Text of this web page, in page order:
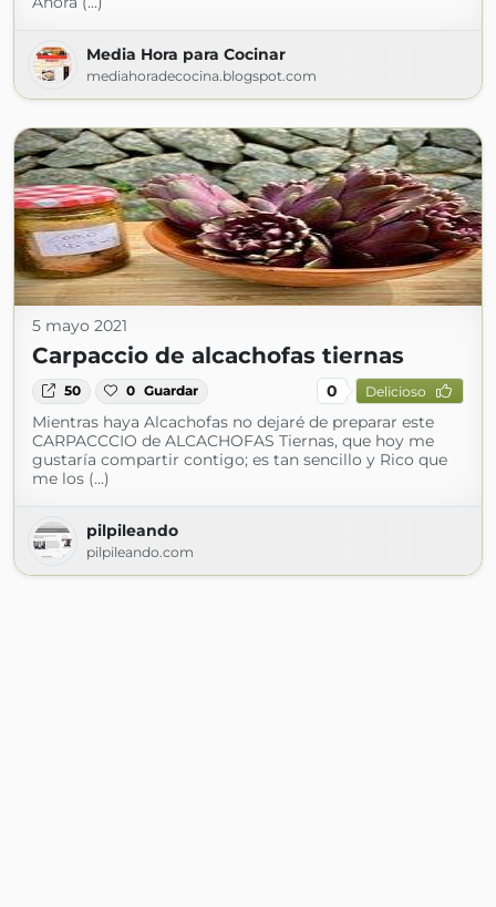
Media Hora para Cocinar
mediahoradecocina.blogspot.com
5 mayo 2021
Carpaccio de alcachofas tiernas
50 0 Guardar 0 Delicioso
Mientras haya Alcachofas no dejaré de preparar este
CARPACCCIO de ALCACHOFAS Tiernas, que hoy me
gustaría compartir contigo; es tan sencillo y Rico que
me los (...)
pilpileando
pilpileando.com